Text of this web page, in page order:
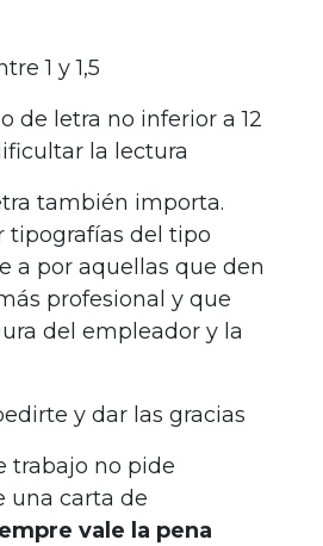
1 y 1,5
de letra no inferior a 12
la lectura
también importa.
tipografías del tipo
a por aquellas que den
profesional y que
del empleador y la
y dar las gracias
trabajo no pide
una carta de
vale la pena